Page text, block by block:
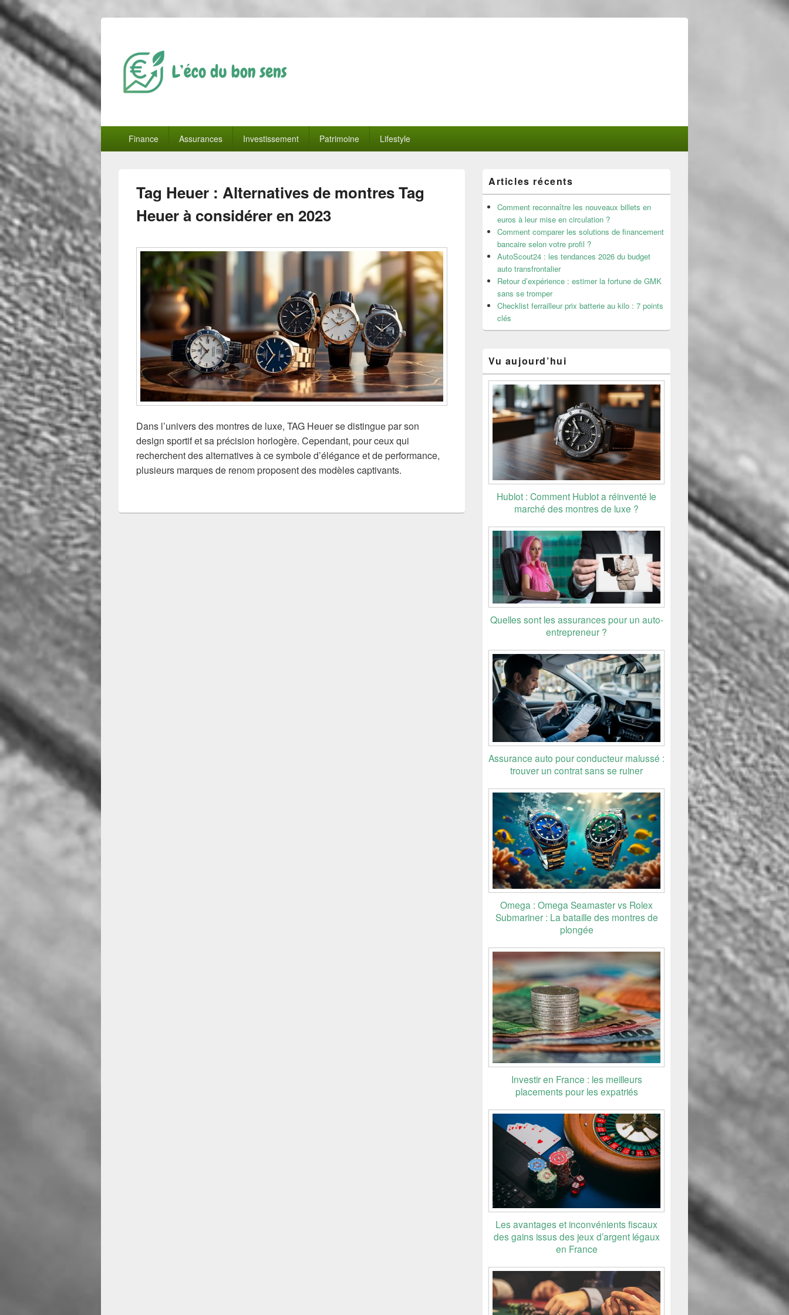
L'éco du bon sens
principalFinance Assurances Investissement Patrimoine Lifestyle
Tag Heuer : Alternatives de montres Tag
Heuer à considérer en 2023
Dans l’univers des montres de luxe, TAG Heuer se distingue par son
design sportif et sa précision horlogère. Cependant, pour ceux qui
recherchent des alternatives à ce symbole d’élégance et de performance,
plusieurs marques de renom proposent des modèles captivants.
principale
de
widget
barre
latérale
Articles récents
Comment reconnaître les nouveaux billets en
euros à leur mise en circulation ?
Comment comparer les solutions de financement
bancaire selon votre profil ?
AutoScout24 : les tendances 2026 du budget
auto transfrontalier
Retour d’expérience : estimer la fortune de GMK
sans se tromper
Checklist ferrailleur prix batterie au kilo : 7 points
clés
Vu aujourd’hui
Hublot : Comment Hublot a réinventé le
marché des montres de luxe ?
Quelles sont les assurances pour un auto-
entrepreneur ?
Assurance auto pour conducteur malussé :
trouver un contrat sans se ruiner
Omega : Omega Seamaster vs Rolex
Submariner : La bataille des montres de
plongée
Investir en France : les meilleurs
placements pour les expatriés
Les avantages et inconvénients fiscaux
des gains issus des jeux d’argent légaux
en France